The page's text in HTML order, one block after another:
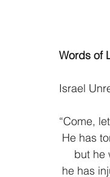
Words of
Israel
“Come,
He has
but
he has